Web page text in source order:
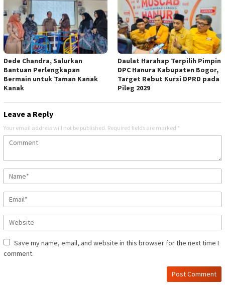
Dede Chandra, Salurkan
Bantuan Perlengkapan
Bermain untuk Taman Kanak
Kanak
Daulat Harahap Terpilih Pimpin
DPC Hanura Kabupaten Bogor,
Target Rebut Kursi DPRD pada
Pileg 2029
Leave a Reply
Your email address will not be published. Required fields are marked *
Save my name, email, and website in this browser for the next time I
comment.